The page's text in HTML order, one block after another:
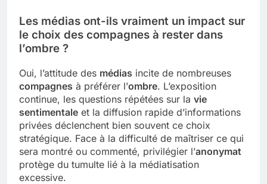
Les médias ont-ils vraiment un impact sur
le choix des compagnes à rester dans
l’ombre ?
Oui, l’attitude des médias incite de nombreuses
compagnes à préférer l’ombre. L’exposition
continue, les questions répétées sur la vie
sentimentale et la diffusion rapide d’informations
privées déclenchent bien souvent ce choix
stratégique. Face à la difficulté de maîtriser ce qui
sera montré ou commenté, privilégier l’anonymat
protège du tumulte lié à la médiatisation
excessive.